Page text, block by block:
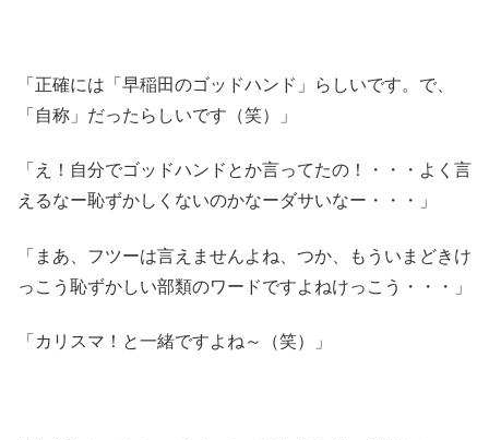
「正確には「早稲田のゴッドハンド」らしいです。で、
「自称」だったらしいです（笑）」
「え！自分でゴッドハンドとか言ってたの！・・・よく言
えるなー恥ずかしくないのかなーダサいなー・・・」
「まあ、フツーは言えませんよね、つか、もういまどきけ
っこう恥ずかしい部類のワードですよねけっこう・・・」
「カリスマ！と一緒ですよね～（笑）」